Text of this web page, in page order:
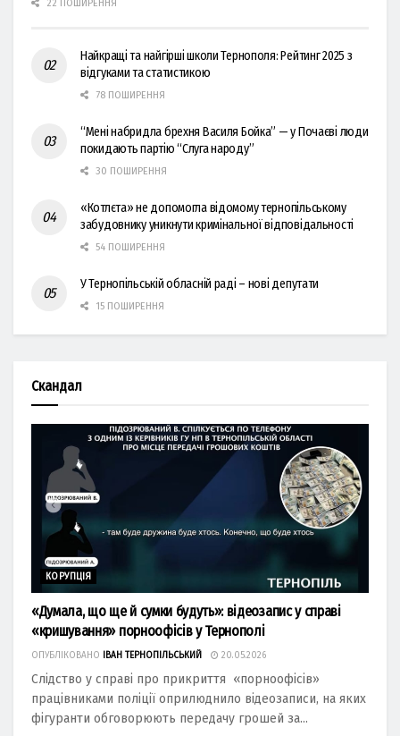
22 ПОШИРЕННЯ
Найкращі та найгірші школи Тернополя: Рейтинг 2025 з
відгуками та статистикою
78 ПОШИРЕННЯ
“Мені набридла брехня Василя Бойка” — у Почаєві люди
покидають партію “Слуга народу”
30 ПОШИРЕННЯ
«Котлєта» не допомогла відомому тернопільському
забудовнику уникнути кримінальної відповідальності
54 ПОШИРЕННЯ
У Тернопільській обласній раді – нові депутати
15 ПОШИРЕННЯ
Скандал
КОРУПЦІЯ
«Думала, що ще й сумки будуть»: відеозапис у справі
«кришування» порноофісів у Тернополі
ОПУБЛІКОВАНО ІВАН ТЕРНОПІЛЬСЬКИЙ 20.05.2026
Слідство у справі про прикриття «порноофісів»
працівниками поліції оприлюднило відеозаписи, на яких
фігуранти обговорюють передачу грошей за...